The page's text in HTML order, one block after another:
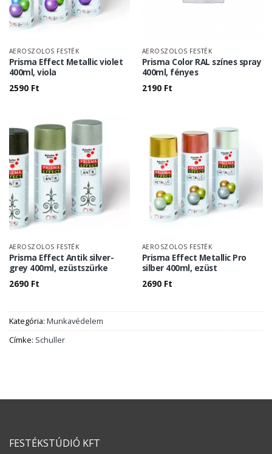
AEROSZOLOS FESTÉK
Prisma Effect Metallic violet
400ml, viola
2590 Ft
AEROSZOLOS FESTÉK
Prisma Color RAL színes spray
400ml, fényes
2190 Ft
AEROSZOLOS FESTÉK
Prisma Effect Antik silver-
grey 400ml, ezüstszürke
2690 Ft
AEROSZOLOS FESTÉK
Prisma Effect Metallic Pro
silber 400ml, ezüst
2690 Ft
Kategória: Munkavédelem
Címke: Schuller
FESTÉKSTÚDIÓ KFT